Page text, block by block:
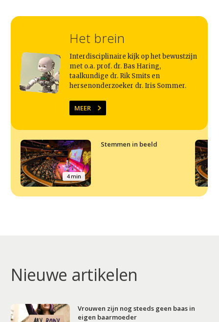
Het brein
Interdisciplinaire kijk op het bewustzijn
met o.a. prof. dr. Bas Haring,
taalkundige dr. Rik Smits en
hersenonderzoeker dr. Iris Sommer.
MEER
4 min
Stemmen in beeld
Nieuwe artikelen
Vrouwen zijn nog steeds geen baas in
eigen baarmoeder